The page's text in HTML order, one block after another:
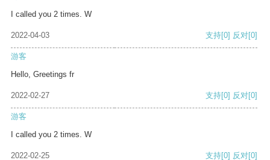
I called you 2 times. W
2022-04-03 支持[0] 反对[0]
游客
Hello, Greetings fr
2022-02-27 支持[0] 反对[0]
游客
I called you 2 times. W
2022-02-25 支持[0] 反对[0]